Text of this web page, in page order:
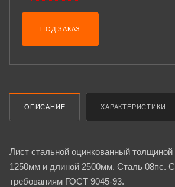
ПОД ЗАКАЗ
ОПИСАНИЕ ХАРАКТЕРИСТИКИ
Лист стальной оцинкованный
1250мм и длиной 2500мм. Сталь 08пс.
требованиям ГОСТ 9045-93.